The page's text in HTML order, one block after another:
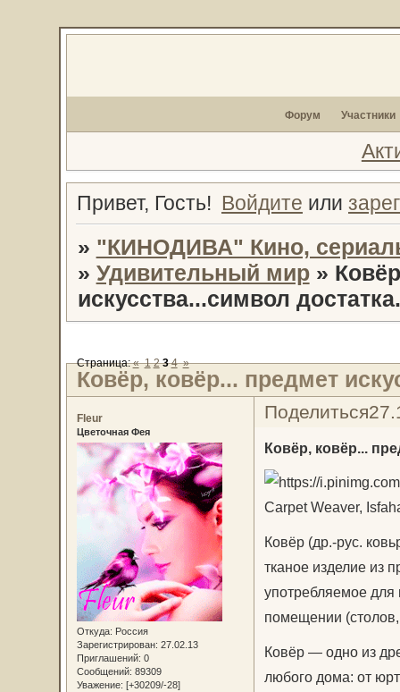
Форум Участники
Привет, Гость! Войдите или
» "КИНОДИВА" Кино,
» Удивительный мир »
искусства...символ
Ковёр, ковёр... предмет
Страница:« 1 2 3 4 »
Поделиться
Fleur
Цветочная Фея
Откуда: Россия
Зарегистрирован: 27.02.13
Приглашений: 0
Сообщений: 89309
Уважение: [+30209/-28]
Ковёр, ковёр...
Carpet Weaver,
Ковёр (др.-рус.
тканое изделие из
употребляемое для
помещении (столов,
Ковёр — одно из
любого дома: от